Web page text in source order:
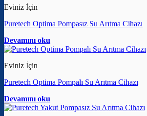
Eviniz İçin
Puretech Optima Pompasız Su Arıtma Cihazı
Devamını oku
Eviniz İçin
Puretech Optima Pompalı Su Arıtma Cihazı
Devamını oku